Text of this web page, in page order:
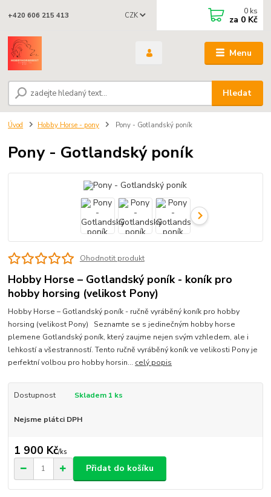
Menu
CZK
Hledat
+420 606 215 413 0 ks
za 0 Kč
Úvod Hobby Horse - pony Pony - Gotlandský poník
Pony - Gotlandský poník
Ohodnotit produkt
Hobby Horse – Gotlandský poník - koník pro
hobby horsing (velikost Pony)
Hobby Horse – Gotlandský poník - ručně vyráběný koník pro hobby
horsing (velikost Pony) Seznamte se s jedinečným hobby horse
plemene Gotlandský poník, který zaujme nejen svým vzhledem, ale i
lehkostí a všestranností. Tento ručně vyráběný koník ve velikosti Pony je
perfektní volbou pro hobby horsin... celý popis
Dostupnost Skladem 1 ks
Nejsme plátci DPH
1 900 Kč/ks
Přidat do košíku